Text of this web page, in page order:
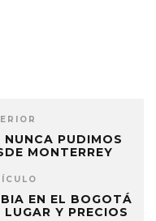
NUNCA PUDIMOS
MONTERREY
EN EL BOGOTÁ
Y PRECIOS